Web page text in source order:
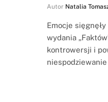
Autor Natalia
Emocje
wydania
kontrowersji i